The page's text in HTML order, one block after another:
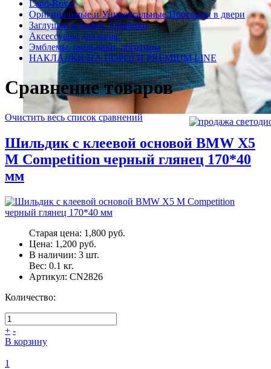
Land-Rover
Оригинальные и Универсальные Проекции в двери
Заглушки в ремни, Обманки
Аксессуары для колес
Эмблемы, шильдики, логотипы
НАКЛАДКИ НА ПОРОГИ PREMIUM LINE
Сравнение товаров
Очистить весь список сравнений
Шильдик с клеевой основой BMW X5
M Competition черный глянец 170*40
мм
Старая цена: 1,800 руб.
Цена: 1,200 руб.
В наличии: 3 шт.
Вес: 0.1 кг.
Артикул: CN2826
Количество:
+ -
В корзину
1